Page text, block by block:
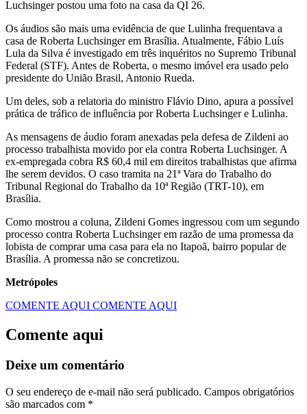
Luchsinger postou uma foto na casa da QI 26.
Os áudios são mais uma evidência de que Lulinha frequentava a
casa de Roberta Luchsinger em Brasília. Atualmente, Fábio Luís
Lula da Silva é investigado em três inquéritos no Supremo Tribunal
Federal (STF). Antes de Roberta, o mesmo imóvel era usado pelo
presidente do União Brasil, Antonio Rueda.
Um deles, sob a relatoria do ministro Flávio Dino, apura a possível
prática de tráfico de influência por Roberta Luchsinger e Lulinha.
As mensagens de áudio foram anexadas pela defesa de Zildeni ao
processo trabalhista movido por ela contra Roberta Luchsinger. A
ex-empregada cobra R$ 60,4 mil em direitos trabalhistas que afirma
lhe serem devidos. O caso tramita na 21ª Vara do Trabalho do
Tribunal Regional do Trabalho da 10ª Região (TRT-10), em
Brasília.
Como mostrou a coluna, Zildeni Gomes ingressou com um segundo
processo contra Roberta Luchsinger em razão de uma promessa da
lobista de comprar uma casa para ela no Itapoã, bairro popular de
Brasília. A promessa não se concretizou.
Metrópoles
COMENTE AQUI COMENTE AQUI
Comente aqui
Deixe um comentário
O seu endereço de e-mail não será publicado. Campos obrigatórios
são marcados com *